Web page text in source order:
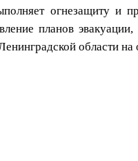
огнезащиту и
планов
области